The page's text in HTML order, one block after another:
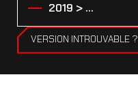
2019 > ...
VERSION INTROUVABLE ?